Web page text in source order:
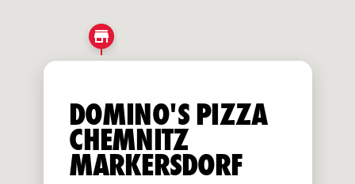
DOMINO'S PIZZA
CHEMNITZ
MARKERSDORF